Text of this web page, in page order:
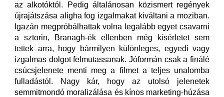
az alkotóktól. Pedig általánosan közismert regények
újrajátszása aligha fog izgalmakat kiváltani a moziban.
Igazán megpróbálhattak volna legalább egyet csavarni
a sztorin, Branagh-ék ellenben még kísérletet sem
tettek arra, hogy bármilyen különleges, egyedi vagy
izgalmas dolgot felmutassanak. Jóformán csak a finálé
csúcsjelenete menti meg a filmet a teljes unalomba
fulladástól. Nagy kár, hogy az utolsó jelenetek
semmitmondó moralizálása és kínos marketing-húzása